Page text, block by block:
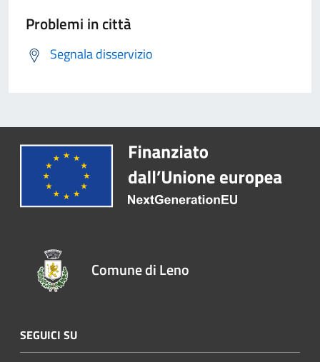
Problemi in città
Segnala disservizio
Comune di Leno
SEGUICI SU